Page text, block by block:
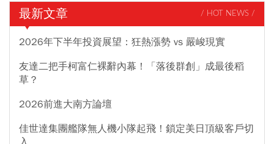
最新文章 / HOT NEWS /
2026年下半年投資展望：狂熱漲勢 vs 嚴峻現實
友達二把手柯富仁裸辭內幕！「落後群創」成最後稻
草？
2026前進大南方論壇
佳世達集團艦隊無人機小隊起飛！鎖定美日頂級客戶切